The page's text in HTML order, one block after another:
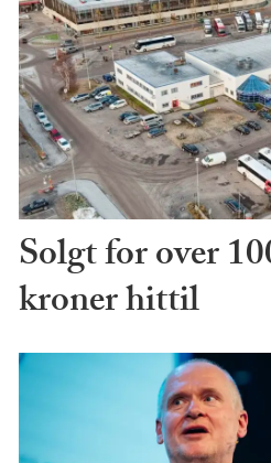
Solgt for over
kroner hittil